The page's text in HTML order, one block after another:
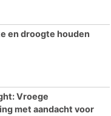
en droogte houden
Vroege
met aandacht voor